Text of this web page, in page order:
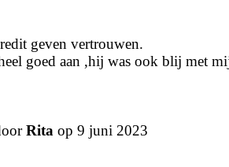
geven vertrouwen.
goed aan ,hij was ook blij met
Rita op 9 juni 2023